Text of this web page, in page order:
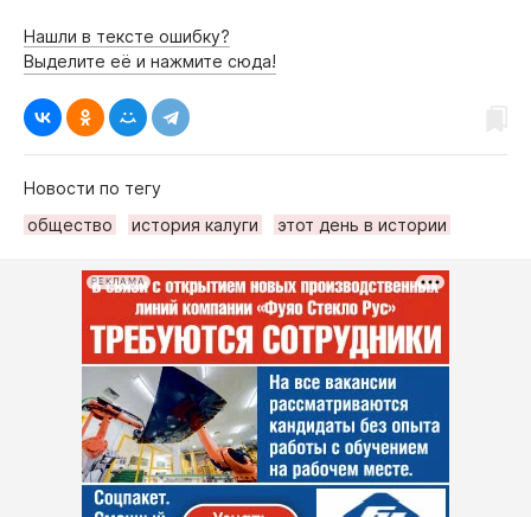
Нашли в тексте ошибку?
Выделите её и нажмите сюда!
Новости по тегу
общество
история калуги этот день в истории
РЕКЛАМА